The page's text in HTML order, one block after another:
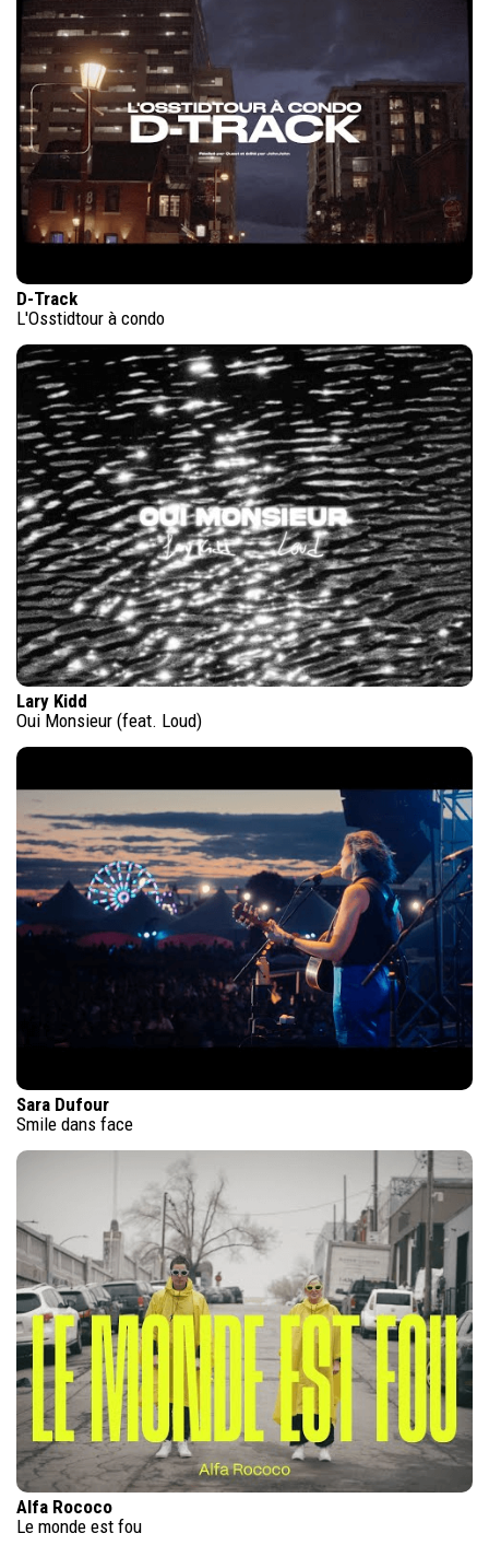
D-Track
L'Osstidtour à condo
Lary Kidd
Oui Monsieur (feat. Loud)
Sara Dufour
Smile dans face
Alfa Rococo
Le monde est fou